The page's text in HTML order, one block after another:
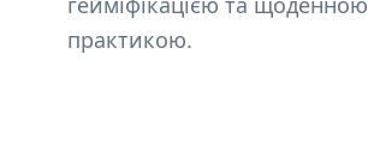
практикою.